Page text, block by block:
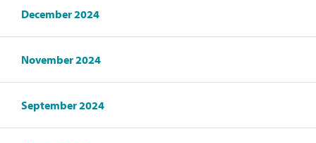
December 2024
November 2024
September 2024